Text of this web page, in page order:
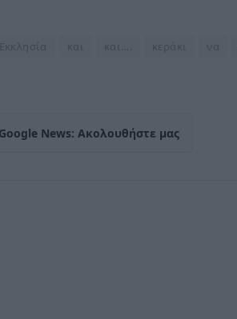
Εκκλησία κεράκι
News: Ακολουθήστε μας